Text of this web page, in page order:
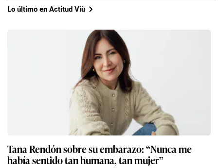
Lo último en Actitud Viù
Tana Rendón sobre su embarazo: “Nunca me
había sentido tan humana, tan mujer”